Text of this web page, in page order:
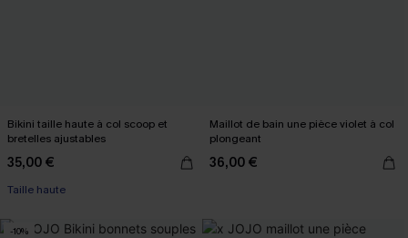
Bikini taille haute à col scoop et
bretelles ajustables
35,00 €
Taille haute
Maillot de bain une pièce violet à col
plongeant
36,00 €
-10%